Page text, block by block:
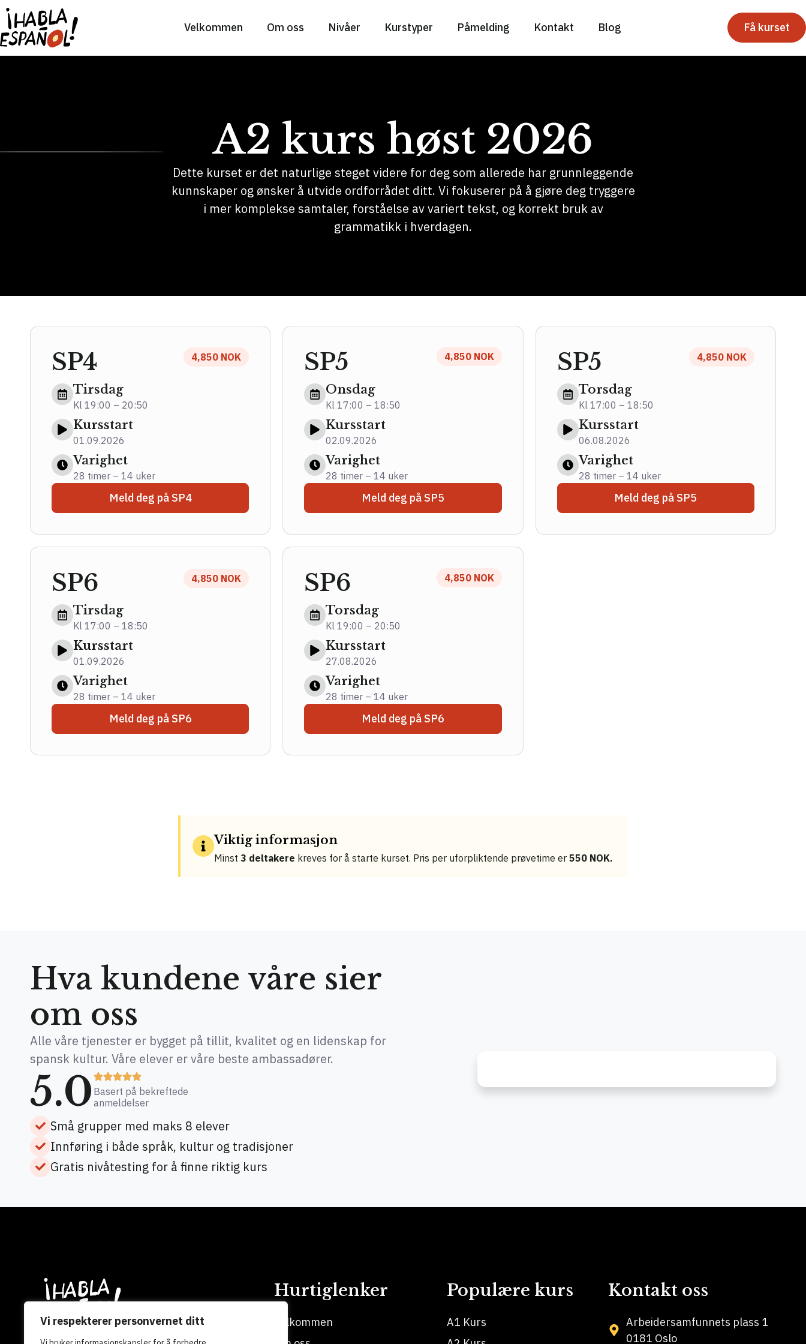
Vi respekterer personvernet ditt
Velkommen Om oss Nivåer Kurstyper Påmelding Kontakt Blog Få kurset
A2 kurs høst 2026
Dette kurset er det naturlige steget videre for deg som allerede har grunnleggende
kunnskaper og ønsker å utvide ordforrådet ditt. Vi fokuserer på å gjøre deg tryggere
i mer komplekse samtaler, forståelse av variert tekst, og korrekt bruk av
grammatikk i hverdagen.
SP4
Tirsdag
Kl 19:00 – 20:50
Kursstart
01.09.2026
Varighet
28 timer – 14 uker
4,850 NOK
Meld deg på SP4
SP5
Onsdag
Kl 17:00 – 18:50
Kursstart
02.09.2026
Varighet
28 timer – 14 uker
4,850 NOK
Meld deg på SP5
SP5
Torsdag
Kl 17:00 – 18:50
Kursstart
06.08.2026
Varighet
28 timer – 14 uker
4,850 NOK
Meld deg på SP5
SP6
Tirsdag
Kl 17:00 – 18:50
Kursstart
01.09.2026
Varighet
28 timer – 14 uker
4,850 NOK
Meld deg på SP6
SP6
Torsdag
Kl 19:00 – 20:50
Kursstart
27.08.2026
Varighet
28 timer – 14 uker
4,850 NOK
Meld deg på SP6
Viktig informasjon
Minst 3 deltakere kreves for å starte kurset. Pris per uforpliktende prøvetime er 550 NOK.
Hva kundene våre sier
om oss
Alle våre tjenester er bygget på tillit, kvalitet og en lidenskap for
spansk kultur. Våre elever er våre beste ambassadører.
5.0 Basert på bekreftede
anmeldelser
Små grupper med maks 8 elever
Innføring i både språk, kultur og tradisjoner
Gratis nivåtesting for å finne riktig kurs
Med over 20 års erfaring innen
Hurtiglenker
Velkommen
Populære kurs
A1 Kurs
Kontakt oss
Arbeidersamfunnets plass 1
0181 Oslo